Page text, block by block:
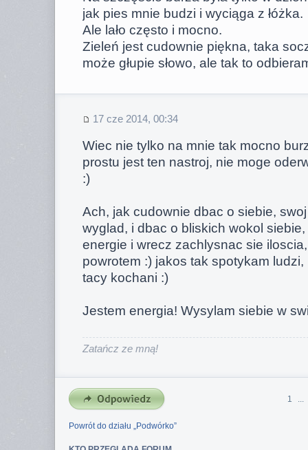
jak pies mnie budzi i wyciąga z łóżka.
Ale lało często i mocno.
Zieleń jest cudownie piękna, taka
może głupie słowo, ale tak to
17 cze 2014, 00:34
Wiec nie tylko na mnie tak mocno
prostu jest ten nastroj, nie moge
:)
Ach, jak cudownie dbac o siebie,
wyglad, i dbac o bliskich wokol
energie i wrecz zachlysnac sie
powrotem :) jakos tak spotykam
tacy kochani :)
Jestem energia! Wysylam siebie w
Zatańcz ze mną!
1 ...
Powrót do działu „Podwórko”